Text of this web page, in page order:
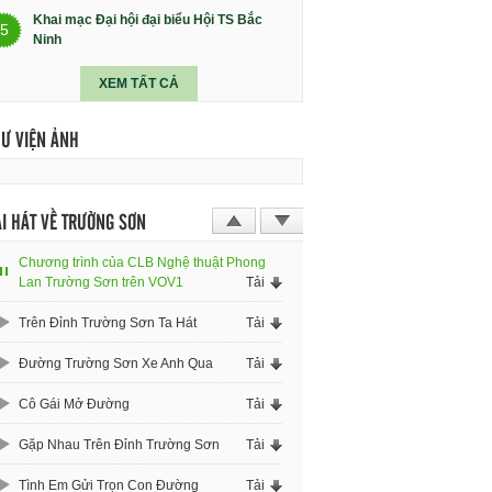
5
Khai mạc Đại hội đại biểu Hội TS Bắc
Ninh
XEM TẤT CẢ
VIỆN ẢNH
HÁT VỀ TRƯỜNG SƠN
Chương trình của CLB Nghệ thuật Phong
Lan Trường Sơn trên VOV1
Tải
Trên Đỉnh Trường Sơn Ta Hát Tải
Đường Trường Sơn Xe Anh Qua Tải
Cô Gái Mở Đường Tải
Gặp Nhau Trên Đỉnh Trường Sơn Tải
Tình Em Gửi Trọn Con Đường Tải